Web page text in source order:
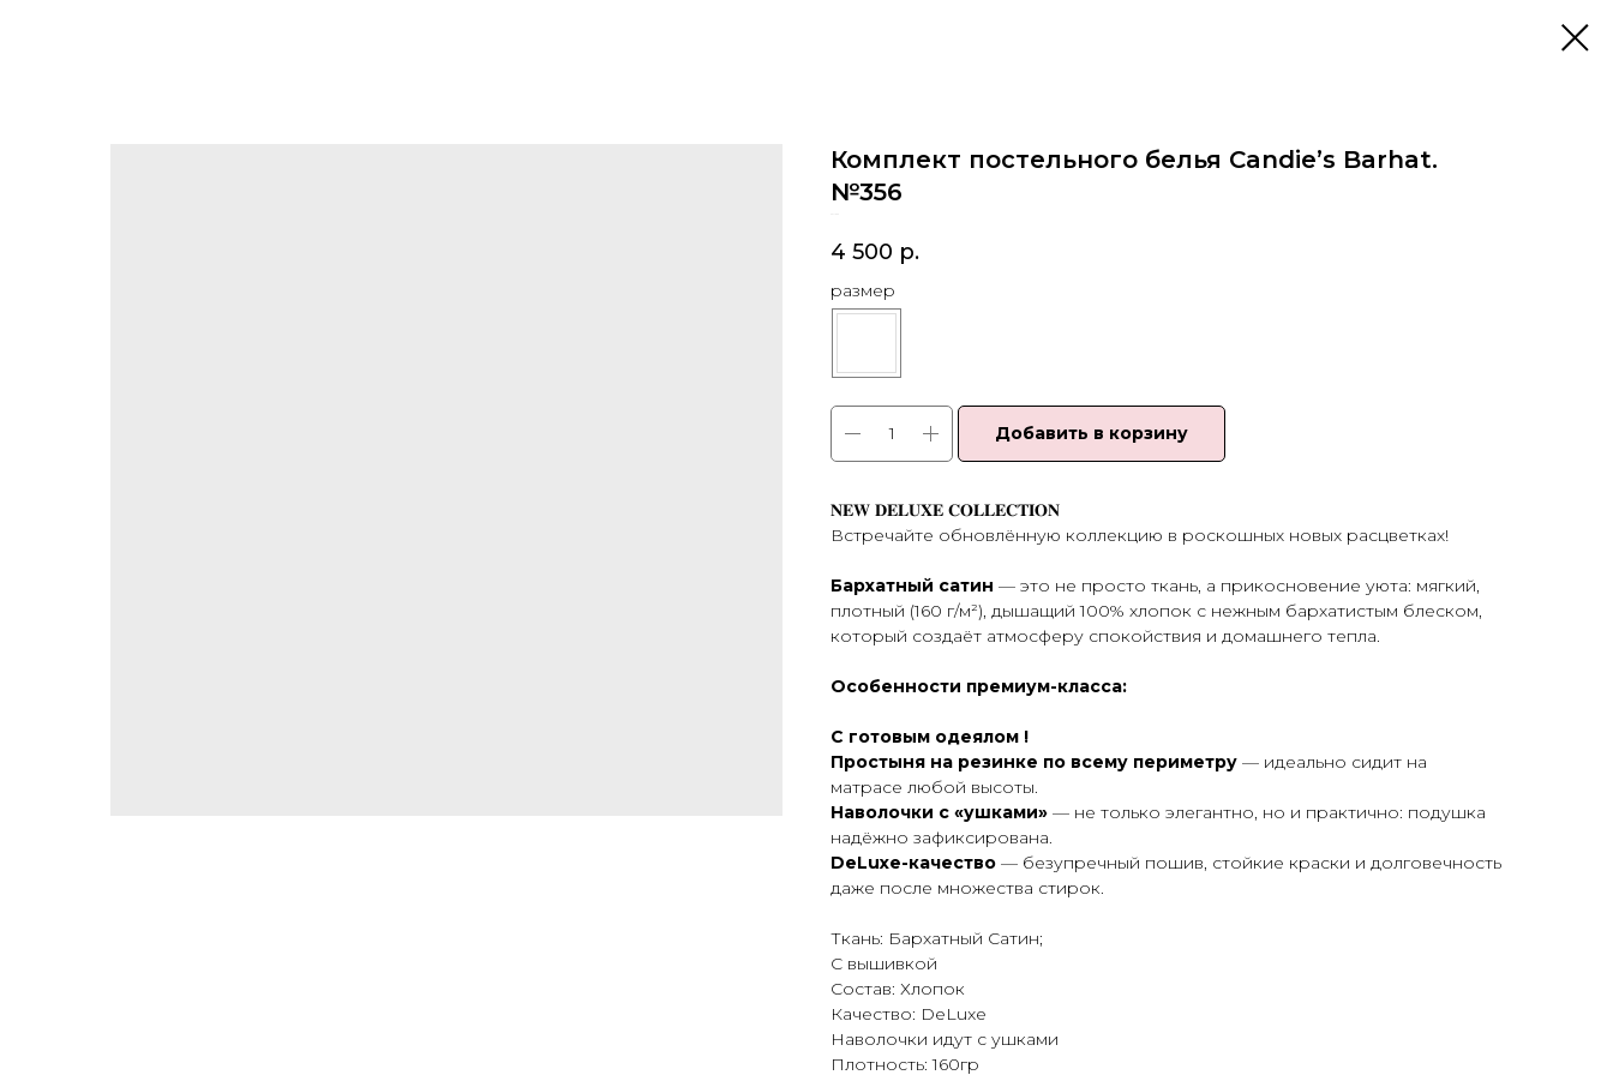
Комплект постельного белья Candie’s Barhat.
№356
4 500 р.
размер
Добавить в корзину
𝐍𝐄𝐖 𝐃𝐄𝐋𝐔𝐗𝐄 𝐂𝐎𝐋𝐋𝐄𝐂𝐓𝐈𝐎𝐍
Встречайте обновлённую коллекцию в роскошных новых расцветках!
Бархатный сатин — это не просто ткань, а прикосновение уюта: мягкий,
плотный (160 г/м²), дышащий 100% хлопок с нежным бархатистым блеском,
который создаёт атмосферу спокойствия и домашнего тепла.
Особенности премиум-класса:
С готовым одеялом !
Простыня на резинке по всему периметру — идеально сидит на
матрасе любой высоты.
Наволочки с «ушками» — не только элегантно, но и практично: подушка
надёжно зафиксирована.
DeLuxe-качество — безупречный пошив, стойкие краски и долговечность
даже после множества стирок.
Ткань: Бархатный Сатин;
С вышивкой
Состав: Хлопок
Качество: DeLuxe
Наволочки идут с ушками
Плотность: 160гр